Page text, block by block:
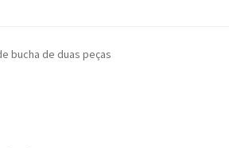
bucha de duas peças